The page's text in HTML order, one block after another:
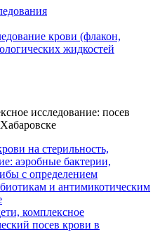
крови (флакон,
жидкостей
исследование: посев
на стерильность,
аэробные бактерии,
с определением
и антимикотическим
комплексное
посев крови в